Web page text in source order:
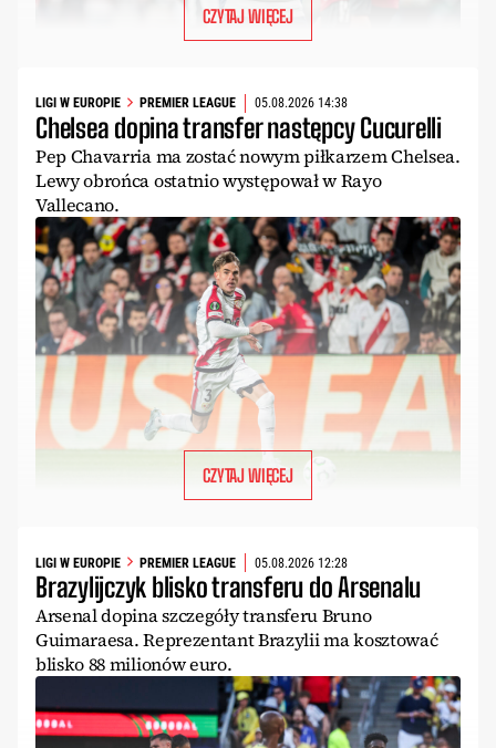
CZYTAJ WIĘCEJ
LIGI W EUROPIE PREMIER LEAGUE 05.08.2026 14:38
Chelsea dopina transfer następcy Cucurelli
Pep Chavarria ma zostać nowym piłkarzem Chelsea.
Lewy obrońca ostatnio występował w Rayo
Vallecano.
CZYTAJ WIĘCEJ
LIGI W EUROPIE PREMIER LEAGUE 05.08.2026 12:28
Brazylijczyk blisko transferu do Arsenalu
Arsenal dopina szczegóły transferu Bruno
Guimaraesa. Reprezentant Brazylii ma kosztować
blisko 88 milionów euro.